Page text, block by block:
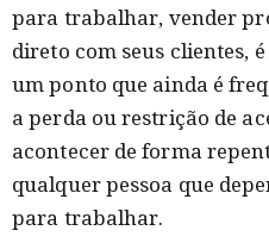
para trabalhar, vender
direto com seus clientes,
um ponto que ainda é
a perda ou restrição de
acontecer de forma
qualquer pessoa que
para trabalhar.